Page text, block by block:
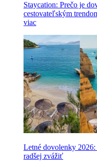
Staycation: Prečo je
cestovateľským
viac
Letné dovolenky
radšej zvážiť